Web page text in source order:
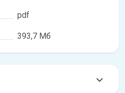
pdf
393,7 Мб